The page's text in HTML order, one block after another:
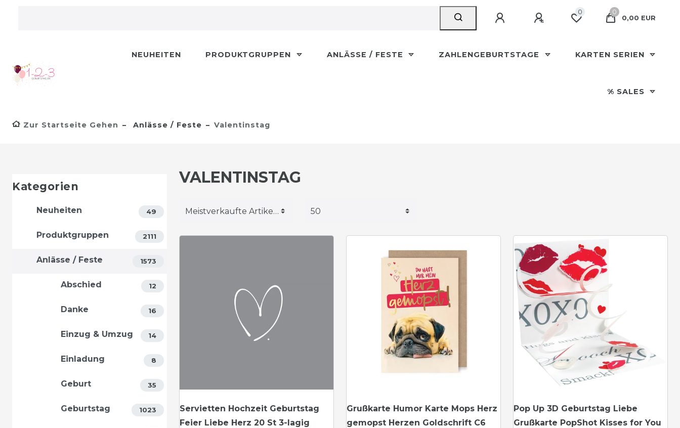
0
0
0,00 EUR
NEUHEITEN PRODUKTGRUPPEN ANLÄSSE / FESTE ZAHLENGEBURTSTAGE KARTEN SERIEN
% SALES
Zur Startseite Gehen Anlässe / Feste Valentinstag
Kategorien
Neuheiten 49
Produktgruppen 2111
Anlässe / Feste 1573
Abschied 12
Danke 16
Einzug & Umzug 14
Einladung 8
Geburt 35
Geburtstag 1023
VALENTINSTAG
Servietten Hochzeit Geburtstag
Feier Liebe Herz 20 St 3-lagig
Grußkarte Humor Karte Mops Herz
gemopst Herzen Goldschrift C6
Pop Up 3D Geburtstag Liebe
Grußkarte PopShot Kisses for You